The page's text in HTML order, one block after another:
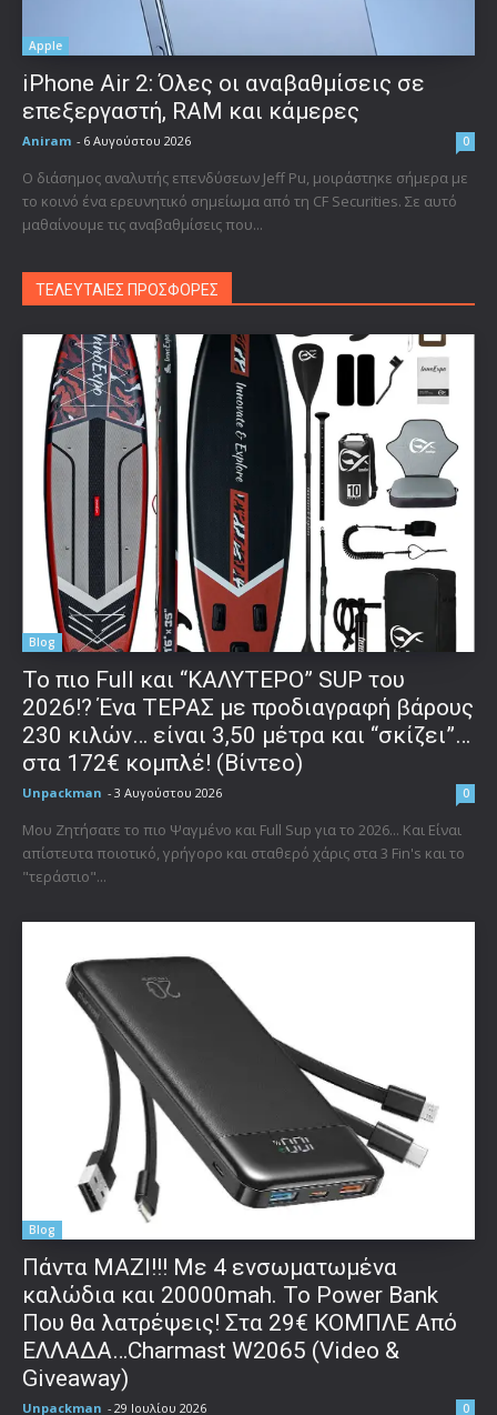
Apple
iPhone Air 2: Όλες οι αναβαθμίσεις σε
επεξεργαστή, RAM και κάμερες
Aniram - 6 Αυγούστου 2026 0
Ο διάσημος αναλυτής επενδύσεων Jeff Pu, μοιράστηκε σήμερα με
το κοινό ένα ερευνητικό σημείωμα από τη CF Securities. Σε αυτό
μαθαίνουμε τις αναβαθμίσεις που...
ΤΕΛΕΥΤΑΙΕΣ ΠΡΟΣΦΟΡΕΣ
Blog
To πιο Full και “ΚΑΛΥΤΕΡΟ” SUP του
2026!? Ένα ΤΕΡΑΣ με προδιαγραφή βάρους
230 κιλών… είναι 3,50 μέτρα και “σκίζει”…
στα 172€ κομπλέ! (Βίντεο)
Unpackman - 3 Αυγούστου 2026 0
Μου Ζητήσατε το πιο Ψαγμένο και Full Sup για το 2026... Και Είναι
απίστευτα ποιοτικό, γρήγορο και σταθερό χάρις στα 3 Fin's και το
"τεράστιο"...
Blog
Πάντα ΜΑΖΙ!!! Με 4 ενσωματωμένα
καλώδια και 20000mah. Το Power Bank
Που θα λατρέψεις! Στα 29€ ΚΟΜΠΛΕ Από
ΕΛΛΑΔΑ…Charmast W2065 (Video &
Giveaway)
Unpackman - 29 Ιουλίου 2026 0